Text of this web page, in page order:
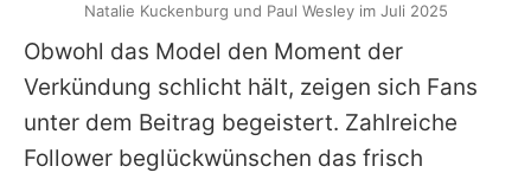
Obwohl das Model den Moment der
Verkündung schlicht hält, zeigen sich Fans
unter dem Beitrag begeistert. Zahlreiche
Follower beglückwünschen das frisch
Natalie Kuckenburg und Paul Wesley im Juli 2025